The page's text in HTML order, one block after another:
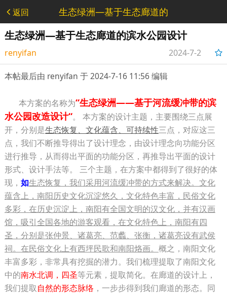
返回
生态绿洲—基于生态廊道的
滨水公园设计 - 主题竞赛
生态绿洲—基于生态廊道的滨水公园设计
renyifan
2024-7-2
17:54:31
本帖最后由 renyifan 于 2024-7-16 11:56 编辑
本方案的名称为“生态绿洲——基于河流缓冲带的滨
水公园改造设计“。 本方案的设计主题，主要围绕三点展
开，分别是生态恢复、文化蕴含、可持续性三点，对应这三
点，我们不断推导得出了设计理念，由设计理念向功能分区
进行推导，从而得出平面的功能分区，再推导出平面的设计
形式、设计手法等。 三个主题，在方案中都得到了很好的体
现， 如生态恢复，我们采用河流缓冲带的方式来解决。文化
蕴含上，南阳历史文化沉淀悠久，文化特色丰富，民俗文化
多彩，在历史沉淀上，南阳有全国文明的汉文化，并有汉画
馆，吸引全国各地的游客观看，在文化特色上，南阳有四
圣，分别是张仲景、诸葛亮、范蠡、张衡，诸葛亮设有武侯
祠。 在民俗文化上有西坪民歌和南阳烙画。 概之，南阳文化
丰富多彩，非常具有挖掘的潜力。我们梳理提取了南阳文化
中的南水北调，四圣等元素，提取简化。在廊道的设计上，
我们提取自然的形态脉络，一步步得到我们廊道的形态。同